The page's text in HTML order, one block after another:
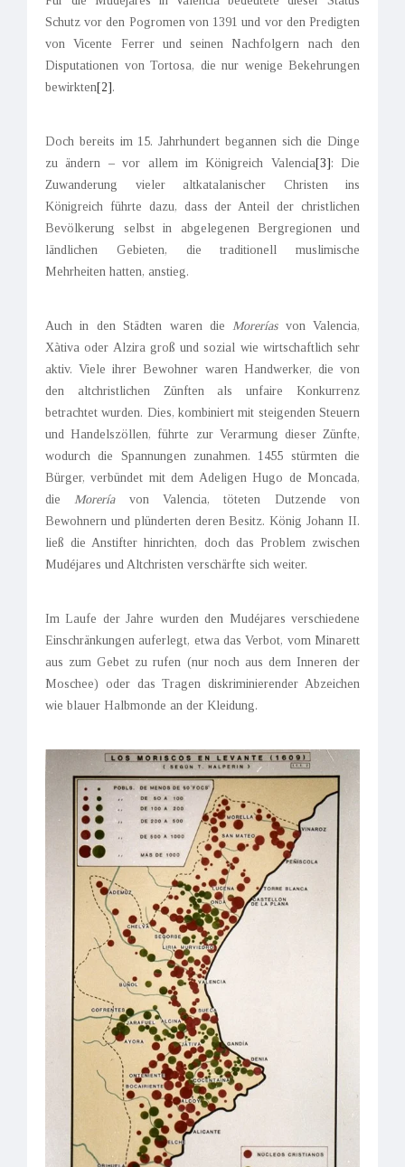
Schutz vor den Pogromen von 1391 und vor den Predigten
von Vicente Ferrer und seinen Nachfolgern nach den
Disputationen von Tortosa, die nur wenige Bekehrungen
bewirkten[2] .
Doch bereits im 15. Jahrhundert begannen sich die Dinge
zu ändern – vor allem im Königreich Valencia[3] : Die
Zuwanderung vieler altkatalanischer Christen ins
Königreich führte dazu, dass der Anteil der christlichen
Bevölkerung selbst in abgelegenen Bergregionen und
ländlichen Gebieten, die traditionell muslimische
Mehrheiten hatten, anstieg.
Auch in den Städten waren dieMoreríasvon Valencia,
Xàtiva oder Alzira groß und sozial wie wirtschaftlich sehr
aktiv. Viele ihrer Bewohner waren Handwerker, die von
den altchristlichen Zünften als unfaire Konkurrenz
betrachtet wurden. Dies, kombiniert mit steigenden Steuern
und Handelszöllen, führte zur Verarmung dieser Zünfte,
wodurch die Spannungen zunahmen. 1455 stürmten die
Bürger, verbündet mit dem Adeligen Hugo de Moncada,
dieMoreríavon Valencia, töteten Dutzende von
Bewohnern und plünderten deren Besitz. König Johann II.
ließ die Anstifter hinrichten, doch das Problem zwischen
Mudéjares und Altchristen verschärfte sich weiter.
Im Laufe der Jahre wurden den Mudéjares verschiedene
Einschränkungen auferlegt, etwa das Verbot, vom Minarett
aus zum Gebet zu rufen (nur noch aus dem Inneren der
Moschee) oder das Tragen diskriminierender Abzeichen
wie blauer Halbmonde an der Kleidung.